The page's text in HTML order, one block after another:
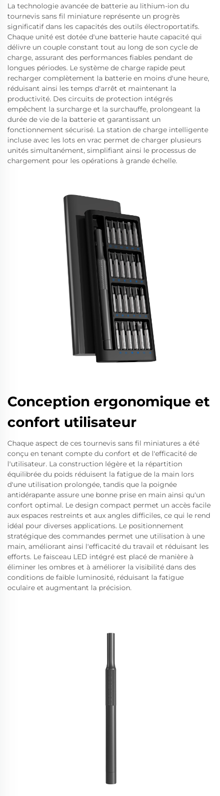
La technologie avancée de batterie au lithium-ion du
tournevis sans fil miniature représente un progrès
significatif dans les capacités des outils électroportatifs.
Chaque unité est dotée d'une batterie haute capacité qui
délivre un couple constant tout au long de son cycle de
charge, assurant des performances fiables pendant de
longues périodes. Le système de charge rapide peut
recharger complètement la batterie en moins d'une heure,
réduisant ainsi les temps d'arrêt et maintenant la
productivité. Des circuits de protection intégrés
empêchent la surcharge et la surchauffe, prolongeant la
durée de vie de la batterie et garantissant un
fonctionnement sécurisé. La station de charge intelligente
incluse avec les lots en vrac permet de charger plusieurs
unités simultanément, simplifiant ainsi le processus de
chargement pour les opérations à grande échelle.
Conception ergonomique et
confort utilisateur
Chaque aspect de ces tournevis sans fil miniatures a été
conçu en tenant compte du confort et de l'efficacité de
l'utilisateur. La construction légère et la répartition
équilibrée du poids réduisent la fatigue de la main lors
d'une utilisation prolongée, tandis que la poignée
antidérapante assure une bonne prise en main ainsi qu'un
confort optimal. Le design compact permet un accès facile
aux espaces restreints et aux angles difficiles, ce qui le rend
idéal pour diverses applications. Le positionnement
stratégique des commandes permet une utilisation à une
main, améliorant ainsi l'efficacité du travail et réduisant les
efforts. Le faisceau LED intégré est placé de manière à
éliminer les ombres et à améliorer la visibilité dans des
conditions de faible luminosité, réduisant la fatigue
oculaire et augmentant la précision.